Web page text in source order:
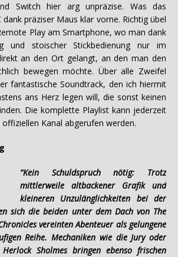
Switch hier arg unpräzise. Was das
präziser Maus klar vorne. Richtig übel
Play am Smartphone, wo man dank
und stoischer Stickbedienung nur im
an den Ort gelangt, an den man den
bewegen möchte. Über alle Zweifel
fantastische Soundtrack, den ich hiermit
ans Herz legen will, die sonst keinen
Die komplette Playlist kann jederzeit
Kanal abgerufen werden.
“Kein Schuldspruch nötig: Trotz
mittlerweile altbackener Grafik und
kleineren Unzulänglichkeiten bei der
sich die beiden unter dem Dach von The
vereinten Abenteuer als gelungene
Reihe. Mechaniken wie die Jury oder
Sholmes bringen ebenso frischen